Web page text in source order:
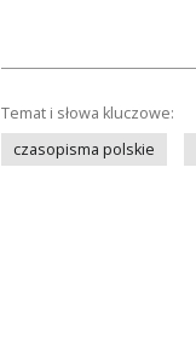
Temat i słowa kluczowe:
czasopisma polskie